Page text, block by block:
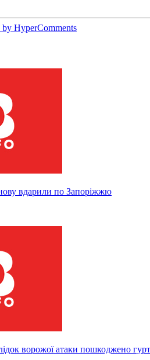
by HyperComments
вдарили по Запоріжжю
ворожої атаки пошкоджено